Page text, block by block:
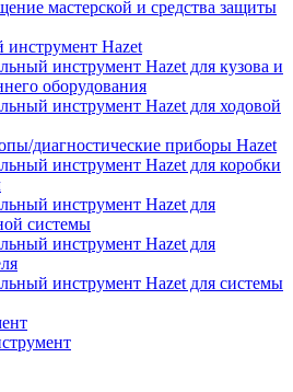
мастерской и средства защиты
Hazet
инструмент Hazet для кузова и
оборудования
инструмент Hazet для ходовой
диагностические приборы Hazet
инструмент Hazet для коробки
инструмент Hazet для
системы
инструмент Hazet для
инструмент Hazet для системы